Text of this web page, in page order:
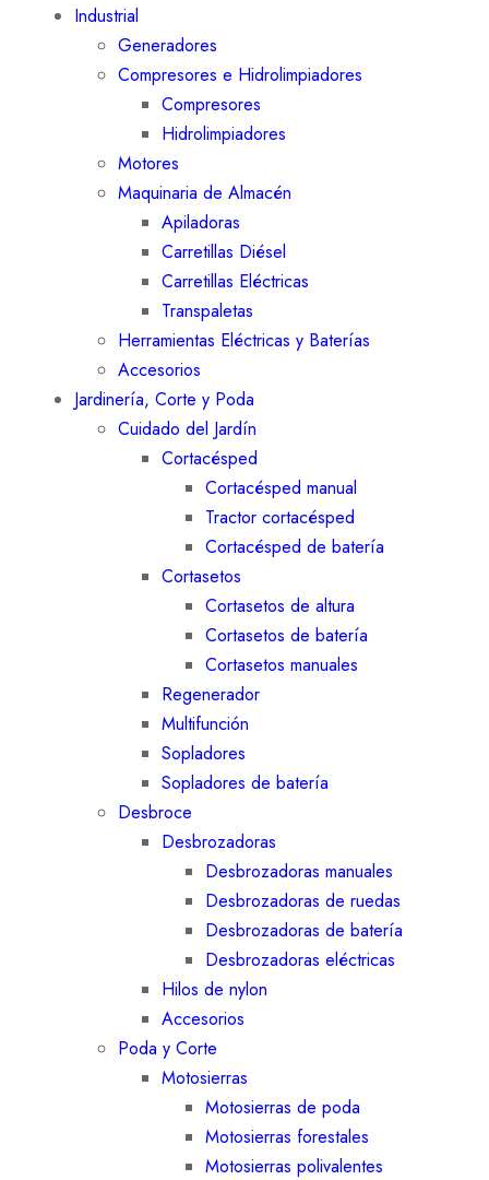
Industrial
Generadores
Compresores e Hidrolimpiadores
Compresores
Hidrolimpiadores
Motores
Maquinaria de Almacén
Apiladoras
Carretillas Diésel
Carretillas Eléctricas
Transpaletas
Herramientas Eléctricas y Baterías
Accesorios
Jardinería, Corte y Poda
Cuidado del Jardín
Cortacésped
Cortacésped manual
Tractor cortacésped
Cortacésped de batería
Cortasetos
Cortasetos de altura
Cortasetos de batería
Cortasetos manuales
Regenerador
Multifunción
Sopladores
Sopladores de batería
Desbroce
Desbrozadoras
Desbrozadoras manuales
Desbrozadoras de ruedas
Desbrozadoras de batería
Desbrozadoras eléctricas
Hilos de nylon
Accesorios
Poda y Corte
Motosierras
Motosierras de poda
Motosierras forestales
Motosierras polivalentes